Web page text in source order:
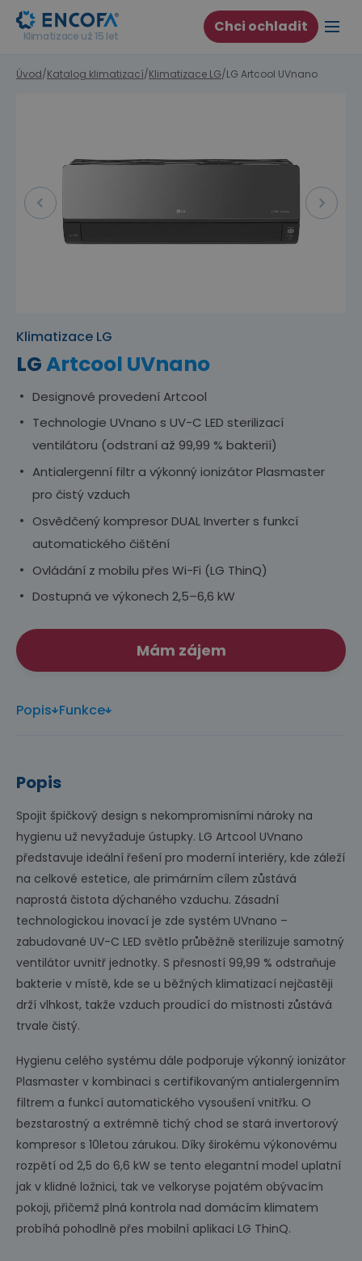
Klimatizace už 15 let Chci ochladit
Úvod/Katalog klimatizací/Klimatizace LG/LG Artcool UVnano
Předchozí Další
Popis Funkce
Popis
Spojit špičkový design s nekompromisními nároky na
hygienu už nevyžaduje ústupky. LG Artcool UVnano
představuje ideální řešení pro moderní interiéry, kde záleží
na celkové estetice, ale primárním cílem zůstává
naprostá čistota dýchaného vzduchu. Zásadní
technologickou inovací je zde systém UVnano –
zabudované UV-C LED světlo průběžně sterilizuje samotný
ventilátor uvnitř jednotky. S přesností 99,99 % odstraňuje
bakterie v místě, kde se u běžných klimatizací nejčastěji
drží vlhkost, takže vzduch proudící do místnosti zůstává
trvale čistý.
Hygienu celého systému dále podporuje výkonný ionizátor
Plasmaster v kombinaci s certifikovaným antialergenním
filtrem a funkcí automatického vysoušení vnitřku. O
bezstarostný a extrémně tichý chod se stará invertorový
kompresor s 10letou zárukou. Díky širokému výkonovému
rozpětí od 2,5 do 6,6 kW se tento elegantní model uplatní
jak v klidné ložnici, tak ve velkoryse pojatém obývacím
pokoji, přičemž plná kontrola nad domácím klimatem
probíhá pohodlně přes mobilní aplikaci LG ThinQ.
Klimatizace LG
LGArtcool UVnano
Designové provedení Artcool
Technologie UVnano s UV-C LED sterilizací
ventilátoru (odstraní až 99,99 % bakterií)
Antialergenní filtr a výkonný ionizátor Plasmaster
pro čistý vzduch
Osvědčený kompresor DUAL Inverter s funkcí
automatického čištění
Ovládání z mobilu přes Wi-Fi (LG ThinQ)
Dostupná ve výkonech 2,5–6,6 kW
Mám zájem